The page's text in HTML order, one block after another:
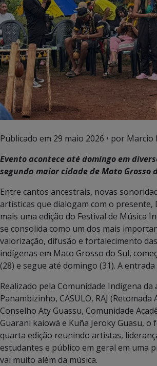
Publicado em 29 maio 2026 • por Marcio
Evento acontece até domingo em
segunda maior cidade de Mato Grosso
Entre cantos ancestrais, novas
artísticas que dialogam com o presente,
mais uma edição do Festival de Música
se consolida como um dos mais
valorização, difusão e fortalecimento
indígenas em Mato Grosso do Sul,
(28) e segue até domingo (31). A
Realizado pela Comunidade Indígena da
Panambizinho, CASULO, RAJ (Retomada
Conselho Aty Guassu, Comunidade
Guarani kaiowá e Kuña Jeroky Guasu, o
quarta edição reunindo artistas,
estudantes e público em geral em uma
vai muito além da música.